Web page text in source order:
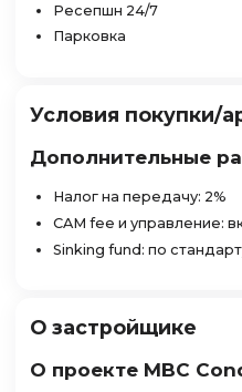
Ресепшн 24/7
Парковка
Условия покупки/
Дополнительные
Налог на передачу: 2%
CAM fee и управление:
Sinking fund: по
О застройщике
О проекте MBC